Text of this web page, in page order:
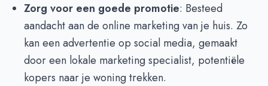
Zorg voor een goede promotie: Besteed
aandacht aan de online marketing van je huis. Zo
kan een advertentie op social media, gemaakt
door een lokale marketing specialist, potentiële
kopers naar je woning trekken.